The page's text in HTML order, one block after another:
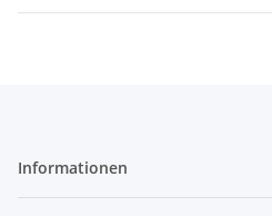
Informationen